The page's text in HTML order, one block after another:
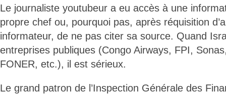
Le journaliste youtubeur a eu accès à une
propre chef ou, pourquoi pas, après réquisition
informateur, de ne pas citer sa source. Quand
entreprises publiques (Congo Airways, FPI,
FONER, etc.), il est sérieux.
Le grand patron de l’Inspection Générale des